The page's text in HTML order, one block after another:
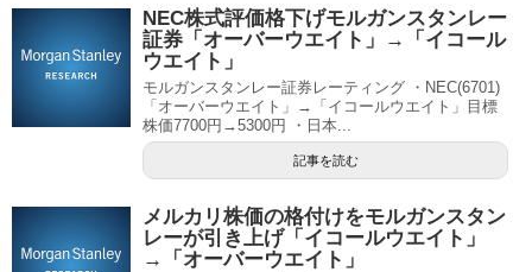
NEC株式評価格下げモルガンスタンレー
証券「オーバーウエイト」→「イコール
ウエイト」
モルガンスタンレー証券レーティング ・NEC(6701)
「オーバーウエイト」→「イコールウエイト」目標
株価7700円→5300円 ・日本...
記事を読む
メルカリ株価の格付けをモルガンスタン
レーが引き上げ「イコールウエイト」
→「オーバーウエイト」